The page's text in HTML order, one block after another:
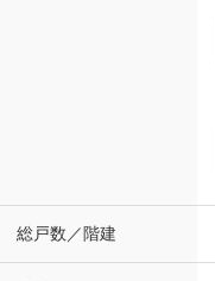
総戸数／階建